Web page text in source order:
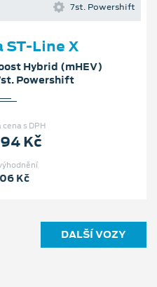
7st. Powershift
ST-Line X
Hybrid (mHEV)
Powershift
s DPH
Kč
Kč
DALŠÍ VOZY